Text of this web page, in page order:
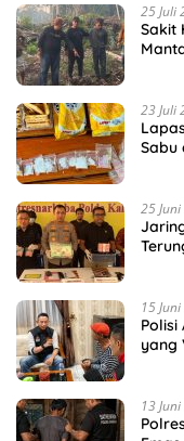
25 Juli
Sakit
23 Juli
Sabu
25
15
Polisi
yang
13